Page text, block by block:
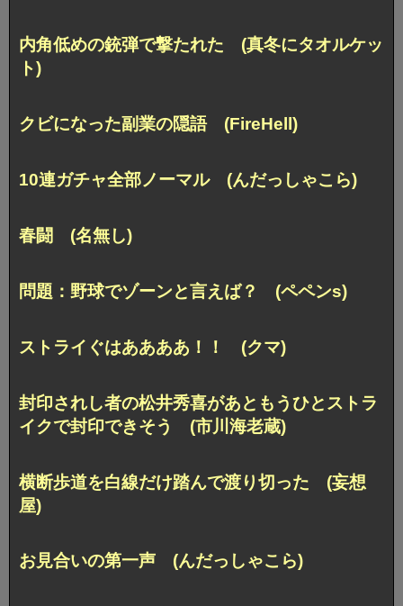
内角低めの銃弾で撃たれた (真冬にタオルケッ
ト)
クビになった副業の隠語 (FireHell)
10連ガチャ全部ノーマル (んだっしゃこら)
春闘 (名無し)
問題：野球でゾーンと言えば？ (ペペンs)
ストライぐはああああ！！ (クマ)
封印されし者の松井秀喜があともうひとストラ
イクで封印できそう (市川海老蔵)
横断歩道を白線だけ踏んで渡り切った (妄想
屋)
お見合いの第一声 (んだっしゃこら)